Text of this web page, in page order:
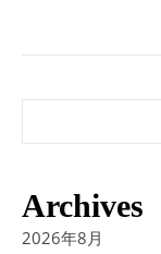
Archives
2026年8月